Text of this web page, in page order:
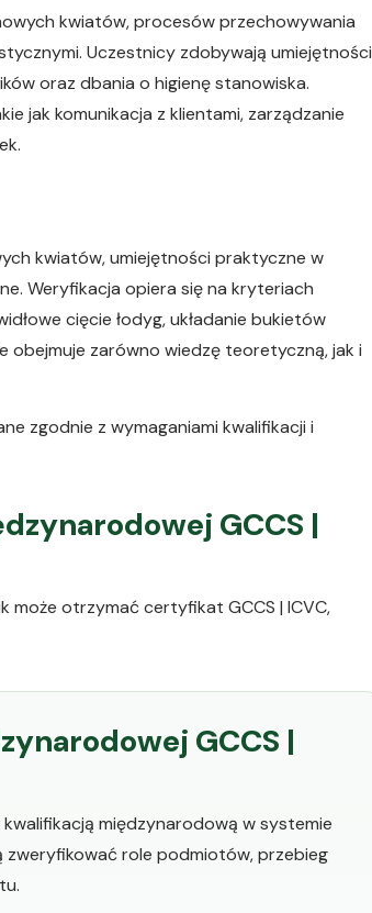
kwiatów, procesów przechowywania
Uczestnicy zdobywają umiejętności
oraz dbania o higienę stanowiska.
jak komunikacja z klientami, zarządzanie
kwiatów, umiejętności praktyczne w
Weryfikacja opiera się na kryteriach
cięcie łodyg, układanie bukietów
obejmuje zarówno wiedzę teoretyczną, jak i
zgodnie z wymaganiami kwalifikacji i
GCCS |
otrzymać certyfikat GCCS | ICVC,
GCCS |
międzynarodową w systemie
zweryfikować role podmiotów, przebieg